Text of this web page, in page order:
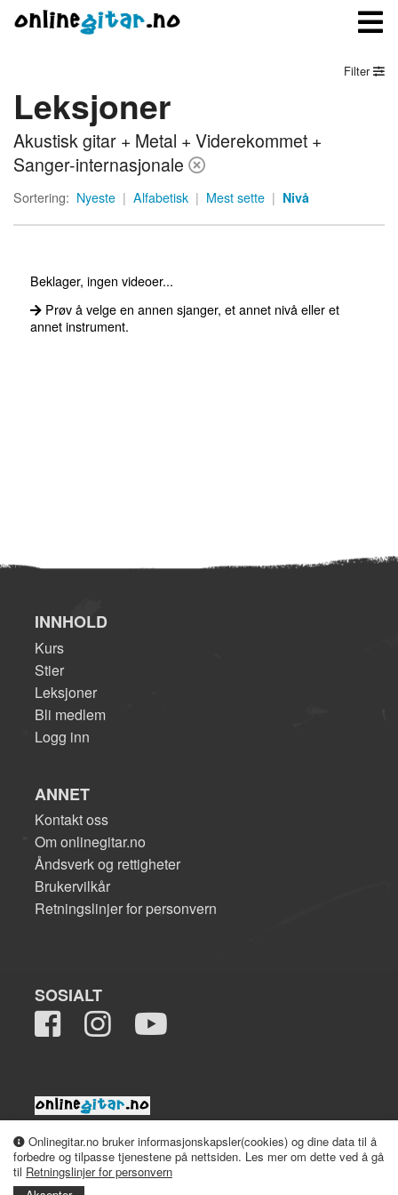
Meny
Logg inn
Bli medlem
Om onlinegitar.no
Filter
Leksjoner
Akustisk gitar + Metal + Viderekommet +
Sanger-internasjonale
Sortering: Nyeste | Alfabetisk | Mest sette | Nivå
Beklager, ingen videoer...
Prøv å velge en annen sjanger, et annet nivå eller et
annet instrument.
Onlinegitar.no bruker informasjonskapsler(cookies) og dine data til å
forbedre og tilpasse tjenestene på nettsiden. Les mer om dette ved å gå
til Retningslinjer for personvern
INNHOLD
Kurs
Stier
Leksjoner
Bli medlem
Logg inn
ANNET
Kontakt oss
Om onlinegitar.no
Åndsverk og rettigheter
Brukervilkår
Retningslinjer for personvern
SOSIALT
2008-2026 onlinegitar.no